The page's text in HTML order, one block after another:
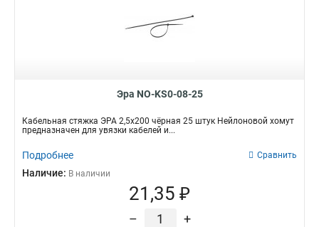
Эра NO-KS0-08-25
Кабельная стяжка ЭРА 2,5х200 чёрная 25 штук Нейлоновой хомут
предназначен для увязки кабелей и...
Подробнее Сравнить
Наличие: В наличии
21,35 ₽
– +